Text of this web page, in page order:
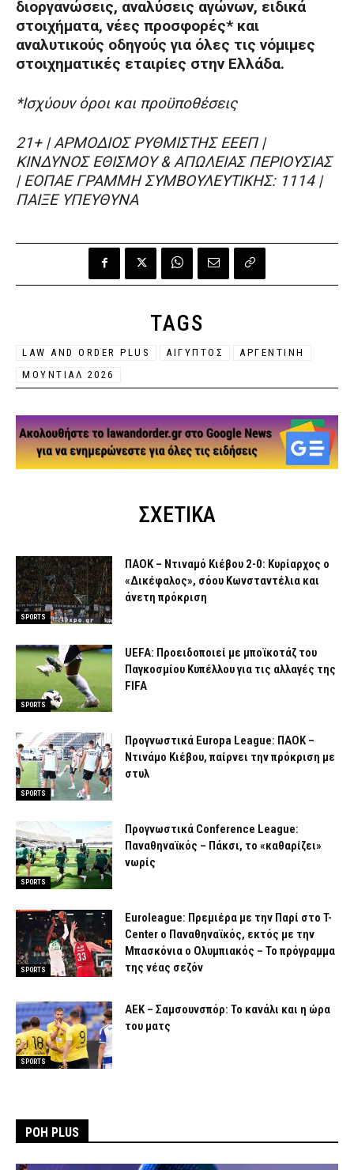
διοργανώσεις, αναλύσεις αγώνων, ειδικά
στοιχήματα, νέες προσφορές* και
αναλυτικούς οδηγούς για όλες τις νόμιμες
στοιχηματικές εταιρίες στην Ελλάδα.
*Ισχύουν όροι και προϋποθέσεις
21+ | ΑΡΜΟΔΙΟΣ ΡΥΘΜΙΣΤΗΣ ΕΕΕΠ |
ΚΙΝΔΥΝΟΣ ΕΘΙΣΜΟΥ & ΑΠΩΛΕΙΑΣ ΠΕΡΙΟΥΣΙΑΣ
| ΕΟΠΑΕ ΓΡΑΜΜΗ ΣΥΜΒΟΥΛΕΥΤΙΚΗΣ: 1114 |
ΠΑΙΞΕ ΥΠΕΥΘΥΝΑ
TAGS
LAW AND ORDER PLUS ΑΙΓΥΠΤΟΣ
ΑΡΓΕΝΤΙΝΗ
ΜΟΥΝΤΙΑΛ 2026
ΣΧΕΤΙΚΑ
SPORTS
ΠΑΟΚ – Ντιναμό Κιέβου 2-0: Κυρίαρχος ο
«Δικέφαλος», σόου Κωνσταντέλια και
άνετη πρόκριση
SPORTS
UEFA: Προειδοποιεί με μποϊκοτάζ του
Παγκοσμίου Κυπέλλου για τις αλλαγές της
FIFA
SPORTS
Προγνωστικά Europa League: ΠΑΟΚ –
Ντινάμο Κιέβου, παίρνει την πρόκριση με
στυλ
SPORTS
Προγνωστικά Conference League:
Παναθηναϊκός – Πάκσι, το «καθαρίζει»
νωρίς
SPORTS
Euroleague: Πρεμιέρα με την Παρί στο T-
Center ο Παναθηναϊκός, εκτός με την
Μπασκόνια ο Ολυμπιακός – Το πρόγραμμα
της νέας σεζόν
SPORTS
ΑΕΚ – Σαμσουνσπόρ: Το κανάλι και η ώρα
του ματς
ΡΟΗ PLUS